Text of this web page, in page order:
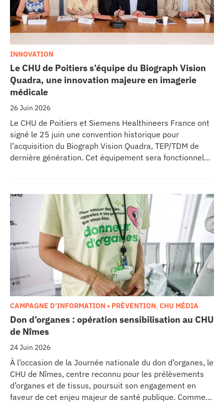
Le CHU de Poitiers s’équipe du Biograph Vision
Quadra, une innovation majeure en imagerie
médicale
26 Juin 2026
INNOVATION
Le CHU de Poitiers et Siemens Healthineers France ont
signé le 25 juin une convention historique pour
l’acquisition du Biograph Vision Quadra, TEP/TDM de
dernière génération. Cet équipement sera fonctionnel
l’excellence clinique et scientifique de l’établissement.
Ce projet représente un investissement de 9,5 millions
d’euros pour l’acquisition et l’installation de
l’équipement au cœur même du pôle régional de
cancérologie.
Don d’organes : opération sensibilisation au CHU
de Nîmes
24 Juin 2026
CAMPAGNE D'INFORMATION • PRÉVENTION, CHU MÉDIA
À l’occasion de la Journée nationale du don d’organes, le
CHU de Nîmes, centre reconnu pour les prélèvements
d’organes et de tissus, poursuit son engagement en
faveur de cet enjeu majeur de santé publique. Comme